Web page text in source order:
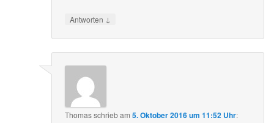
Antworten ↓
Thomasschriebam5. Oktober 2016 um 11:52 Uhr: